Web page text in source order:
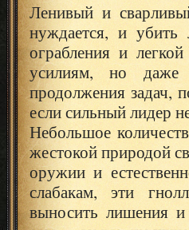
Ленивый и
нуждается, и убить
ограбления и
усилиям, но даже
продолжения задач,
если сильный лидер
Небольшое
жестокой природой
оружии и
слабакам, эти
выносить лишения и